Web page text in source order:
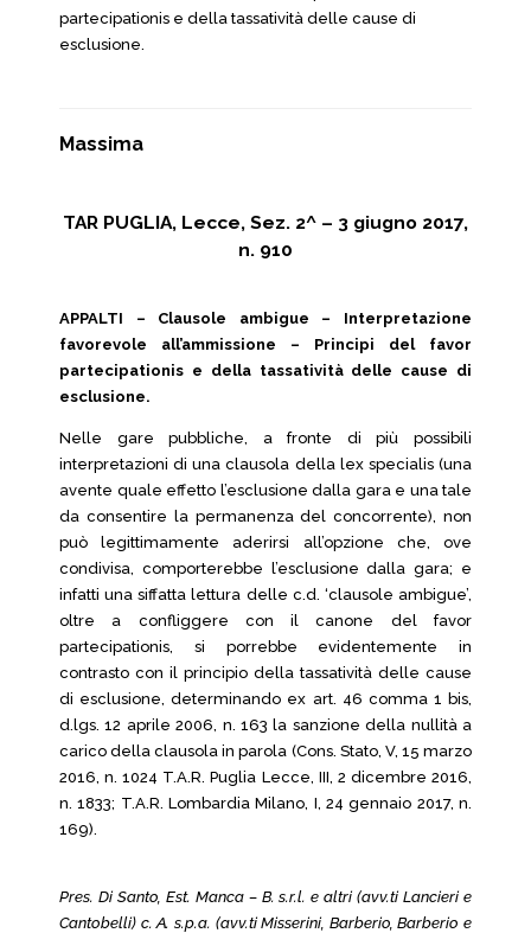
partecipationis e della tassatività delle cause di
esclusione.
Massima
TAR PUGLIA, Lecce, Sez. 2^ – 3 giugno 2017,
n. 910
APPALTI – Clausole ambigue – Interpretazione
favorevole all’ammissione – Principi del favor
partecipationis e della tassatività delle cause di
esclusione.
Nelle gare pubbliche, a fronte di più possibili
interpretazioni di una clausola della lex specialis (una
avente quale effetto l’esclusione dalla gara e una tale
da consentire la permanenza del concorrente), non
può legittimamente aderirsi all’opzione che, ove
condivisa, comporterebbe l’esclusione dalla gara; e
infatti una siffatta lettura delle c.d. ‘clausole ambigue’,
oltre a confliggere con il canone del favor
partecipationis, si porrebbe evidentemente in
contrasto con il principio della tassatività delle cause
di esclusione, determinando ex art. 46 comma 1 bis,
d.lgs. 12 aprile 2006, n. 163 la sanzione della nullità a
carico della clausola in parola (Cons. Stato, V, 15 marzo
2016, n. 1024 T.A.R. Puglia Lecce, III, 2 dicembre 2016,
n. 1833; T.A.R. Lombardia Milano, I, 24 gennaio 2017, n.
169).
Pres. Di Santo, Est. Manca – B. s.r.l. e altri (avv.ti Lancieri e
Cantobelli) c. A. s.p.a. (avv.ti Misserini, Barberio, Barberio e